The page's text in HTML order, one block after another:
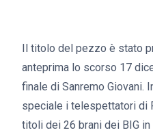
Il titolo del pezzo è stato
anteprima lo scorso 17
finale di Sanremo Giovani.
speciale i telespettatori di
titoli dei 26 brani dei BIG